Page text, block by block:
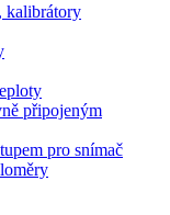
kalibrátory
připojeným
pro snímač